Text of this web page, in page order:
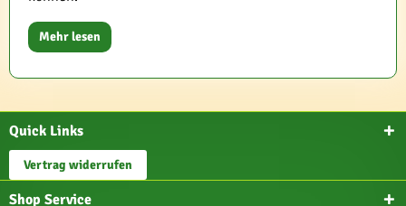
Mehr lesen
Quick Links
Vertrag widerrufen
Shop Service